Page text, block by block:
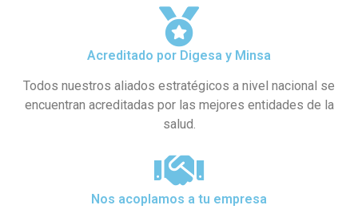
Acreditado por Digesa y Minsa​
Todos nuestros aliados estratégicos a nivel nacional se
encuentran acreditadas por las mejores entidades de la
salud.
Nos acoplamos a tu empresa